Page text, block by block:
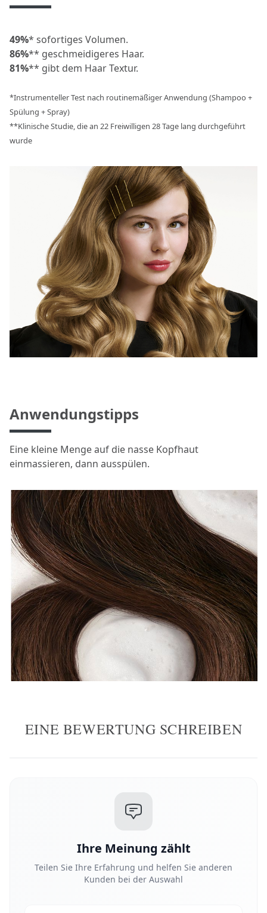
49%* sofortiges Volumen.
86%** geschmeidigeres Haar.
81%** gibt dem Haar Textur.
*Instrumenteller Test nach routinemäßiger Anwendung (Shampoo +
Spülung + Spray)
**Klinische Studie, die an 22 Freiwilligen 28 Tage lang durchgeführt
wurde
Anwendungstipps
Eine kleine Menge auf die nasse Kopfhaut
einmassieren, dann ausspülen.
EINE BEWERTUNG SCHREIBEN
Ihre Meinung zählt
Teilen Sie Ihre Erfahrung und helfen Sie anderen
Kunden bei der Auswahl